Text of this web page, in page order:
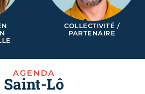
COLLECTIVITÉ /
PARTENAIRE
AGENDA
Saint-Lô